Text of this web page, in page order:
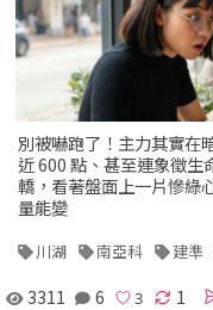
別被嚇跑了！主力其實在
近 600 點、甚至連象徵生
轎，看著盤面上一片慘綠
量能變
川湖 南亞科 建準
3311 6 1